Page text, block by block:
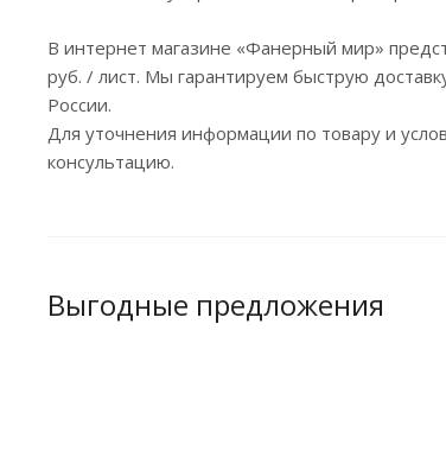
В интернет магазине «Фанерный мир»
руб. / лист. Мы гарантируем быструю
России.
Для уточнения информации по товару и
консультацию.
Выгодные предложения